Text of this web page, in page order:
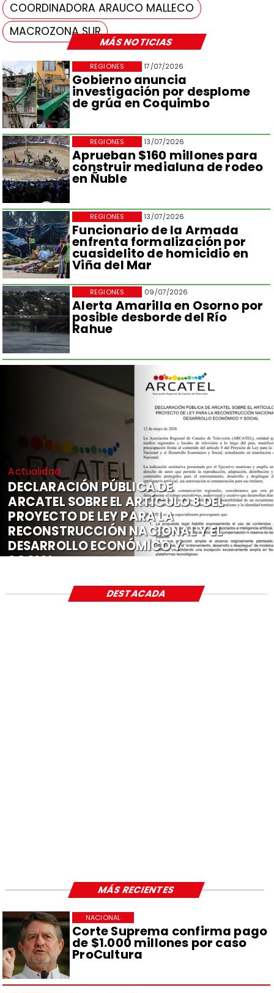
MÁS NOTICIAS
17/07/2026
Gobierno anuncia
investigación por desplome
de grúa en Coquimbo
REGIONES
13/07/2026
Aprueban $160 millones para
construir medialuna de rodeo
en Ñuble
REGIONES
13/07/2026
Funcionario de la Armada
enfrenta formalización por
cuasidelito de homicidio en
Viña del Mar
REGIONES
09/07/2026
Alerta Amarilla en Osorno por
posible desborde del Río
Rahue
REGIONES
COORDINADORA ARAUCO MALLECO
MACROZONA SUR
Actualidad
DECLARACIÓN PÚBLICA DE
ARCATEL SOBRE EL ARTÍCULO 8 DEL
PROYECTO DE LEY PARA LA
RECONSTRUCCIÓN NACIONAL Y EL
DESARROLLO ECONÓMICO Y
SOCIAL
Corte Suprema confirma pago
de $1.000 millones por caso
ProCultura
NACIONAL
DESTACADA
MÁS RECIENTES